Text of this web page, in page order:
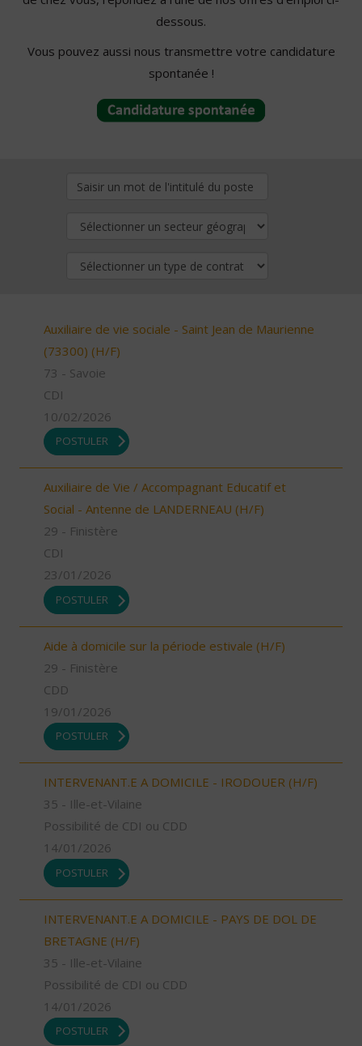
dessous.
Vous pouvez aussi nous transmettre votre candidature
spontanée !
Auxiliaire de vie sociale - Saint Jean de Maurienne
(73300) (H/F)
73 - Savoie
CDI
10/02/2026
POSTULER
Auxiliaire de Vie / Accompagnant Educatif et
Social - Antenne de LANDERNEAU (H/F)
29 - Finistère
CDI
23/01/2026
POSTULER
Aide à domicile sur la période estivale (H/F)
29 - Finistère
CDD
19/01/2026
POSTULER
INTERVENANT.E A DOMICILE - IRODOUER (H/F)
35 - Ille-et-Vilaine
Possibilité de CDI ou CDD
14/01/2026
POSTULER
INTERVENANT.E A DOMICILE - PAYS DE DOL DE
BRETAGNE (H/F)
35 - Ille-et-Vilaine
Possibilité de CDI ou CDD
14/01/2026
POSTULER